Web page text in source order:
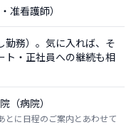
准看護師）
勤務）。気に入れば、そ
ト・正社員への継続も相
（病院）
とに日程のご案内とあわせて